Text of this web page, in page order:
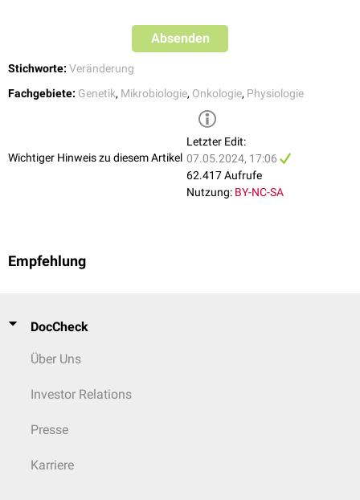
Absenden
Stichworte: Veränderung
Fachgebiete: Genetik, Mikrobiologie, Onkologie, Physiologie
Wichtiger Hinweis zu diesem Artikel
Letzter Edit:
07.05.2024, 17:06
62.417 Aufrufe
Nutzung: BY-NC-SA
Empfehlung
DocCheck
Über Uns
Investor Relations
Presse
Karriere